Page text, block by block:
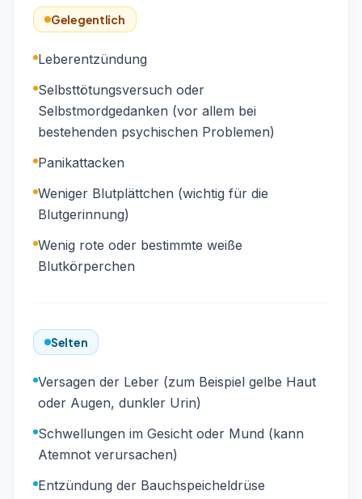
Gelegentlich
Leberentzündung
Selbsttötungsversuch oder
Selbstmordgedanken (vor allem bei
bestehenden psychischen Problemen)
Panikattacken
Weniger Blutplättchen (wichtig für die
Blutgerinnung)
Wenig rote oder bestimmte weiße
Blutkörperchen
Selten
Versagen der Leber (zum Beispiel gelbe Haut
oder Augen, dunkler Urin)
Schwellungen im Gesicht oder Mund (kann
Atemnot verursachen)
Entzündung der Bauchspeicheldrüse